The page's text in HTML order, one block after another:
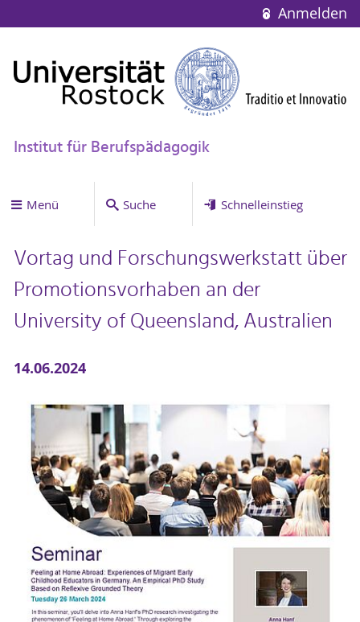
Anmelden
Institut für Berufspädagogik
Menü Suche Schnelleinstieg
Vortag und Forschungswerkstatt über
Promotionsvorhaben an der
University of Queensland, Australien
14.06.2024